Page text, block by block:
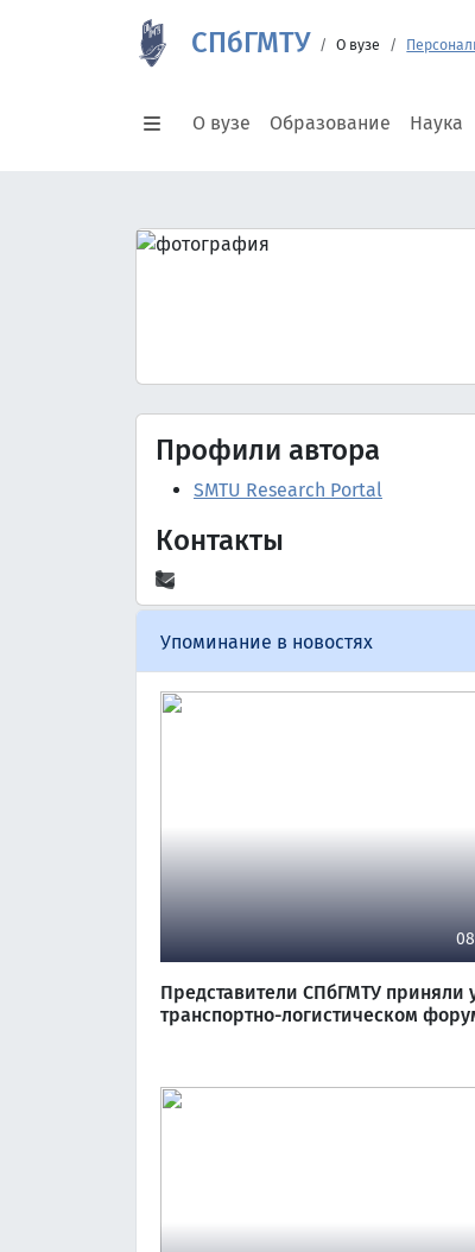
СПбГМТУ О вузе
О вузе Образование Наука
Профили автора
SMTU Research Portal
Контакты
Упоминание в новостях
Представители СПбГМТУ приняли
транспортно-логистическом